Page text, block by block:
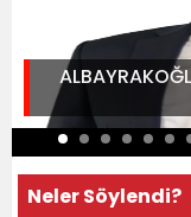
Neler Söylendi?